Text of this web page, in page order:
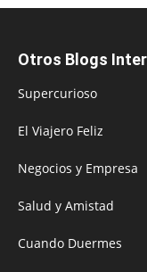
Otros Blogs
Supercurioso
El Viajero Feliz
Negocios y Empresa
Salud y Amistad
Cuando Duermes